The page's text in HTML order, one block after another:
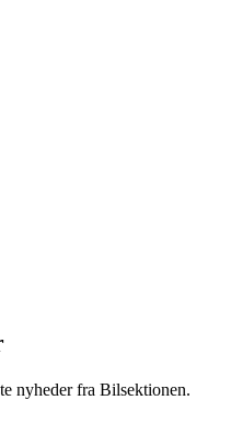
nyheder fra Bilsektionen.